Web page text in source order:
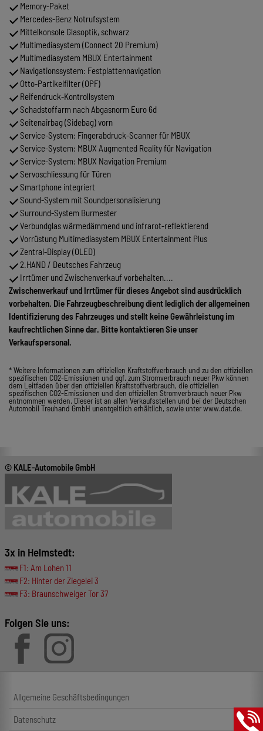
Memory-Paket
Mercedes-Benz Notrufsystem
Mittelkonsole Glasoptik, schwarz
Multimediasystem (Connect 20 Premium)
Multimediasystem MBUX Entertainment
Navigationssystem: Festplattennavigation
Otto-Partikelfilter (OPF)
Reifendruck-Kontrollsystem
Schadstoffarm nach Abgasnorm Euro 6d
Seitenairbag (Sidebag) vorn
Service-System: Fingerabdruck-Scanner für MBUX
Service-System: MBUX Augmented Reality für Navigation
Service-System: MBUX Navigation Premium
Servoschliessung für Türen
Smartphone integriert
Sound-System mit Soundpersonalisierung
Surround-System Burmester
Verbundglas wärmedämmend und infrarot-reflektierend
Vorrüstung Multimediasystem MBUX Entertainment Plus
Zentral-Display (OLED)
2.HAND / Deutsches Fahrzeug
Irrtümer und Zwischenverkauf vorbehalten....
Zwischenverkauf und Irrtümer für dieses Angebot sind ausdrücklich
vorbehalten. Die Fahrzeugbeschreibung dient lediglich der allgemeinen
Identifizierung des Fahrzeuges und stellt keine Gewährleistung im
kaufrechtlichen Sinne dar. Bitte kontaktieren Sie unser
Verkaufspersonal.
* Weitere Informationen zum offiziellen Kraftstoffverbrauch und zu den offiziellen
spezifischen CO2-Emissionen und ggf. zum Stromverbrauch neuer Pkw können
dem Leitfaden über den offiziellen Kraftstoffverbrauch, die offiziellen
spezifischen CO2-Emissionen und den offiziellen Stromverbrauch neuer Pkw
entnommen werden. Dieser ist an allen Verkaufsstellen und bei der Deutschen
Automobil Treuhand GmbH unentgeltlich erhältlich, sowie unter www.dat.de.
© KALE-Automobile GmbH
3x in Helmstedt:
F1: Am Lohen 11
F2: Hinter der Ziegelei 3
F3: Braunschweiger Tor 37
Folgen Sie uns:
Allgemeine Geschäftsbedingungen
Datenschutz